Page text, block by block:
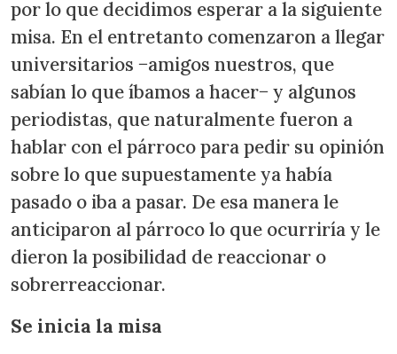
por lo que decidimos esperar a la siguiente
misa. En el entretanto comenzaron a llegar
universitarios −amigos nuestros, que
sabían lo que íbamos a hacer− y algunos
periodistas, que naturalmente fueron a
hablar con el párroco para pedir su opinión
sobre lo que supuestamente ya había
pasado o iba a pasar. De esa manera le
anticiparon al párroco lo que ocurriría y le
dieron la posibilidad de reaccionar o
sobrerreaccionar.
Se inicia la misa